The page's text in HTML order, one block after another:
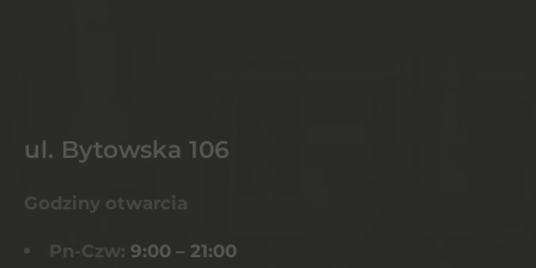
ul. Bytowska 106
Godziny otwarcia
Pn-Czw: 9:00 – 21:00